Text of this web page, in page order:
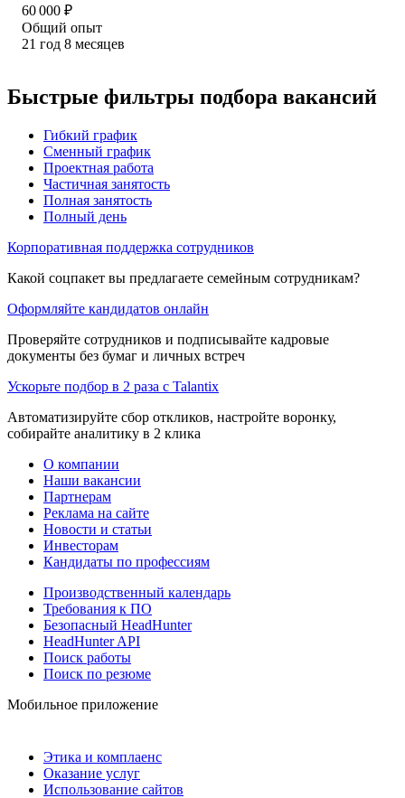
60 000 ₽
Общий опыт
21 год 8 месяцев
Быстрые фильтры подбора вакансий
Гибкий график
Сменный график
Проектная работа
Частичная занятость
Полная занятость
Полный день
Корпоративная поддержка сотрудников
Какой соцпакет вы предлагаете семейным сотрудникам?
Оформляйте кандидатов онлайн
Проверяйте сотрудников и подписывайте кадровые
документы без бумаг и личных встреч
Ускорьте подбор в 2 раза с Talantix
Автоматизируйте сбор откликов, настройте воронку,
собирайте аналитику в 2 клика
О компании
Наши вакансии
Партнерам
Реклама на сайте
Новости и статьи
Инвесторам
Кандидаты по профессиям
Производственный календарь
Требования к ПО
Безопасный HeadHunter
HeadHunter API
Поиск работы
Поиск по резюме
Мобильное приложение
Этика и комплаенс
Оказание услуг
Использование сайтов